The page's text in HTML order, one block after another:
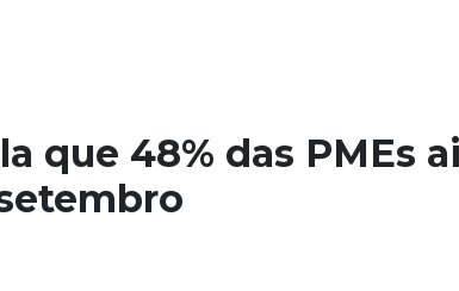
que 48% das PMEs